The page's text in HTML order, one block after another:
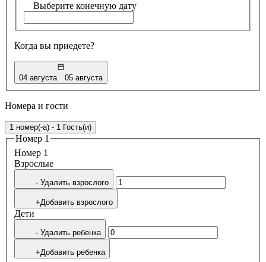
Выберите конечную дату
Когда вы приедете?
04 августа 05 августа
Номера и гости
1 номер(-а) - 1 Гость(и)
Номер 1
Номер 1
Bзрослые
- Удалить взрослого
+Добавить взрослого
Дети
- Удалить ребенка
+Добавить ребенка